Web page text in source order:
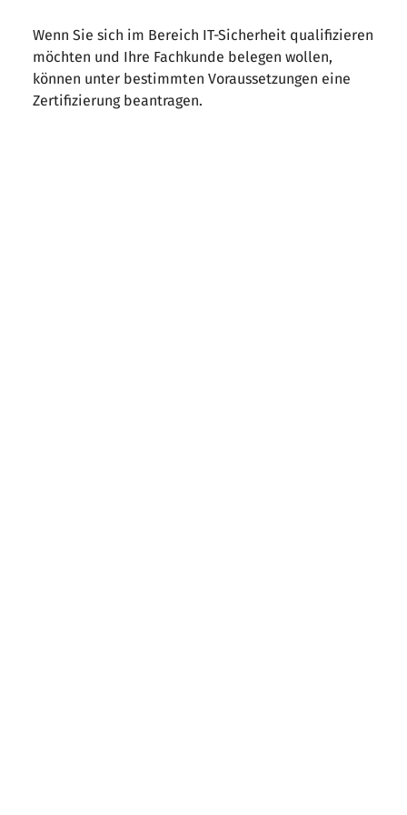
Wenn Sie sich im Bereich IT-Sicherheit qualifizieren
möchten und Ihre Fachkunde belegen wollen,
können unter bestimmten Voraussetzungen eine
Zertifizierung beantragen.